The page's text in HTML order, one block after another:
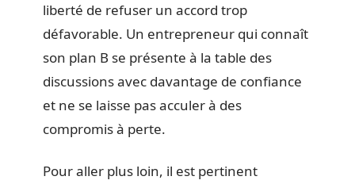
liberté de refuser un accord trop
défavorable. Un entrepreneur qui connaît
son plan B se présente à la table des
discussions avec davantage de confiance
et ne se laisse pas acculer à des
compromis à perte.
Pour aller plus loin, il est pertinent